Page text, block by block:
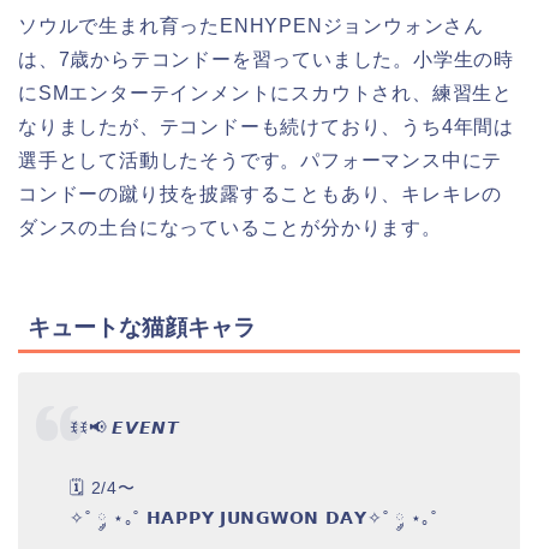
ソウルで生まれ育ったENHYPENジョンウォンさん
は、7歳からテコンドーを習っていました。小学生の時
にSMエンターテインメントにスカウトされ、練習生と
なりましたが、テコンドーも続けており、うち4年間は
選手として活動したそうです。パフォーマンス中にテ
コンドーの蹴り技を披露することもあり、キレキレの
ダンスの土台になっていることが分かります。
キュートな猫顔キャラ
ꉂꉂ📢 𝙀𝙑𝙀𝙉𝙏
🗓 2/4〜
✧˚ ༘ ⋆｡˚ 𝗛𝗔𝗣𝗣𝗬 𝗝𝗨𝗡𝗚𝗪𝗢𝗡 𝗗𝗔𝗬✧˚ ༘ ⋆｡˚